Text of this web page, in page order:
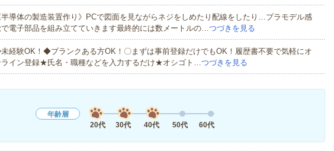
半導体の製造装置作り》PCで図面を見ながらネジをしめたり配線をしたり…プラモデル感
電子部品を組み立てていきます最終的には数メートルの…つづきを見る
経験OK！◆ブランクある方OK！〇まずは事前登録だけでもOK！履歴書不要で気軽にオ
ライン登録★氏名・職種などを入力するだけ★オシゴト…つづきを見る
年齢層
20代
30代 40代 50代 60代